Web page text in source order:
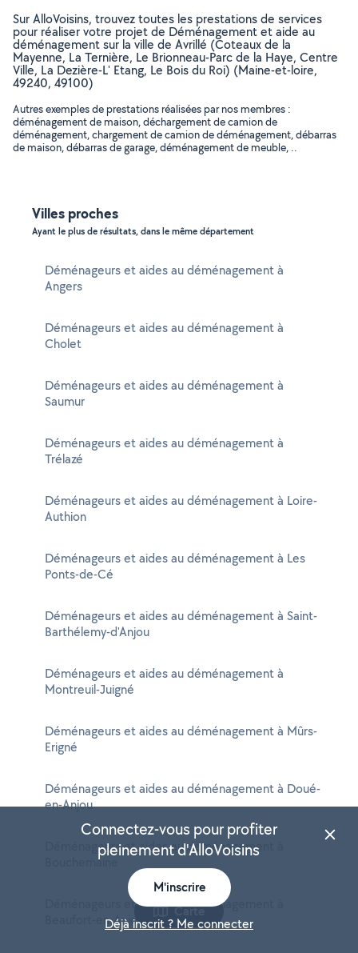
Sur AlloVoisins, trouvez toutes les prestations de services
pour réaliser votre projet de Déménagement et aide au
déménagement sur la ville de Avrillé (Coteaux de la
Mayenne, La Ternière, Le Brionneau-Parc de la Haye, Centre
Ville, La Dezière-L' Etang, Le Bois du Roi) (Maine-et-loire,
49240, 49100)
Autres exemples de prestations réalisées par nos membres :
déménagement de maison, déchargement de camion de
déménagement, chargement de camion de déménagement, débarras
de maison, débarras de garage, déménagement de meuble, ..
Villes proches
Ayant le plus de résultats, dans le même département
Déménageurs et aides au déménagement à
Angers
Déménageurs et aides au déménagement à
Cholet
Déménageurs et aides au déménagement à
Saumur
Déménageurs et aides au déménagement à
Trélazé
Déménageurs et aides au déménagement à Loire-
Authion
Déménageurs et aides au déménagement à Les
Ponts-de-Cé
Déménageurs et aides au déménagement à Saint-
Barthélemy-d'Anjou
Déménageurs et aides au déménagement à
Montreuil-Juigné
Déménageurs et aides au déménagement à Mûrs-
Erigné
Déménageurs et aides au déménagement à Doué-
en-Anjou
Déménageurs et aides au déménagement à
Bouchemaine
Déménageurs et aides au déménagement à
Beaufort-en-Anjou
Carte
Connectez-vous pour profiter
pleinement d'AlloVoisins
M'inscrire
Déjà inscrit ? Me connecter